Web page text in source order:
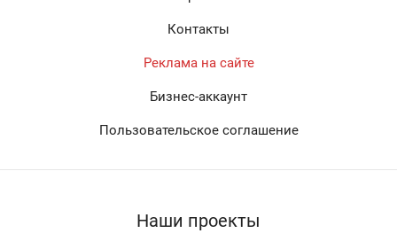
Контакты
Реклама на сайте
Бизнес-аккаунт
Пользовательское соглашение
Наши проекты